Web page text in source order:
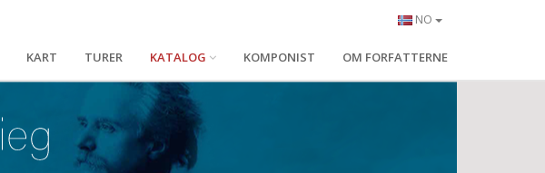
NO
KART TURER KATALOG KOMPONIST OM FORFATTERNE